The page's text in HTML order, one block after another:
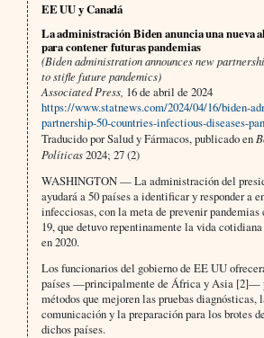
EE UU y Canadá
La administración Biden anuncia una nueva
para contener futuras pandemias
(Biden administration announces new
to stifle future pandemics)
Associated Press, 16 de abril de 2024
https://www.statnews.com/2024/04/16/biden-
partnership-50-countries-infectious-diseases-
Traducido por Salud y Fármacos, publicado en
Políticas2024; 27 (2)
WASHINGTON — La administración del
ayudará a 50 países a identificar y responder a
infecciosas, con la meta de prevenir
19, que detuvo repentinamente la vida
en 2020.
Los funcionarios del gobierno de EE UU
países —principalmente de África y Asia [2]—
métodos que mejoren las pruebas
comunicación y la preparación para los brotes
dichos países.